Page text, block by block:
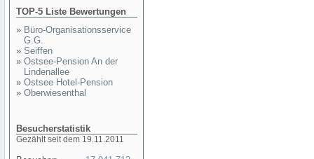
TOP-5 Liste Bewertungen
» Büro-Organisationsservice
G.G.
» Seiffen
» Ostsee-Pension An der
Lindenallee
» Ostsee Hotel-Pension
» Oberwiesenthal
Besucherstatistik
Gezählt seit dem 19.11.2011